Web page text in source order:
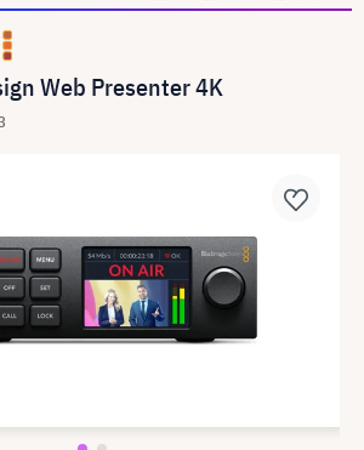
Web Presenter 4K